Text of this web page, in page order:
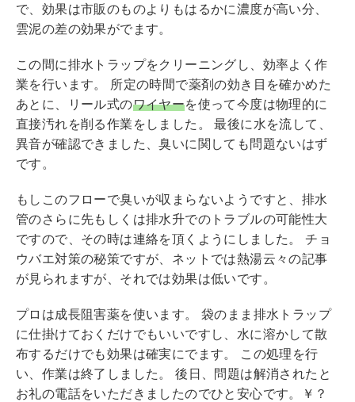
で、効果は市販のものよりもはるかに濃度が高い分、
雲泥の差の効果がでます。
この間に排水トラップをクリーニングし、効率よく作
業を行います。 所定の時間で薬剤の効き目を確かめた
あとに、リール式のワイヤーを使って今度は物理的に
直接汚れを削る作業をしました。 最後に水を流して、
異音が確認できました、臭いに関しても問題ないはず
です。
もしこのフローで臭いが収まらないようですと、排水
管のさらに先もしくは排水升でのトラブルの可能性大
ですので、その時は連絡を頂くようにしました。 チョ
ウバエ対策の秘策ですが、ネットでは熱湯云々の記事
が見られますが、それでは効果は低いです。
プロは成長阻害薬を使います。 袋のまま排水トラップ
に仕掛けておくだけでもいいですし、水に溶かして散
布するだけでも効果は確実にでます。 この処理を行
い、作業は終了しました。 後日、問題は解消されたと
お礼の電話をいただきましたのでひと安心です。￥？